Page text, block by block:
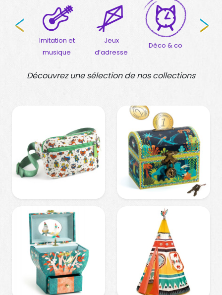
Imitation et
musique
Jeux
d’adresse
Déco & co
Découvrez une sélection de nos collections